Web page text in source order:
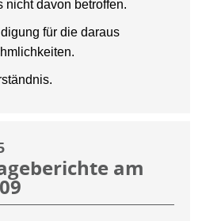
nicht davon betroffen.
für die daraus
am